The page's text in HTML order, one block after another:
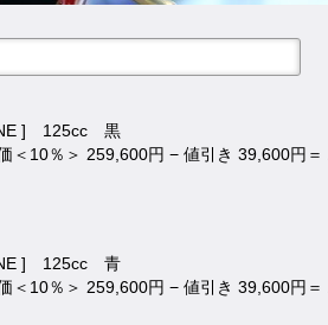
] 125cc 黒
＜10％＞ 259,600円 − 値引き 39,600円＝
] 125cc 青
＜10％＞ 259,600円 − 値引き 39,600円＝